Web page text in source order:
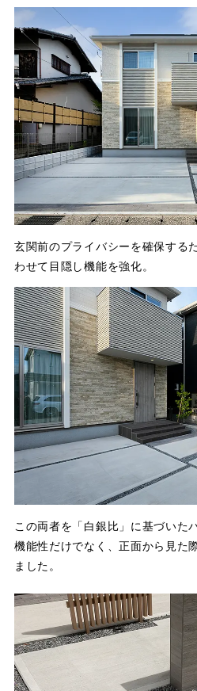
玄関前のプライバシーを確保する
わせて目隠し機能を強化。
この両者を「白銀比」に基づいた
機能性だけでなく、正面から見た
ました。